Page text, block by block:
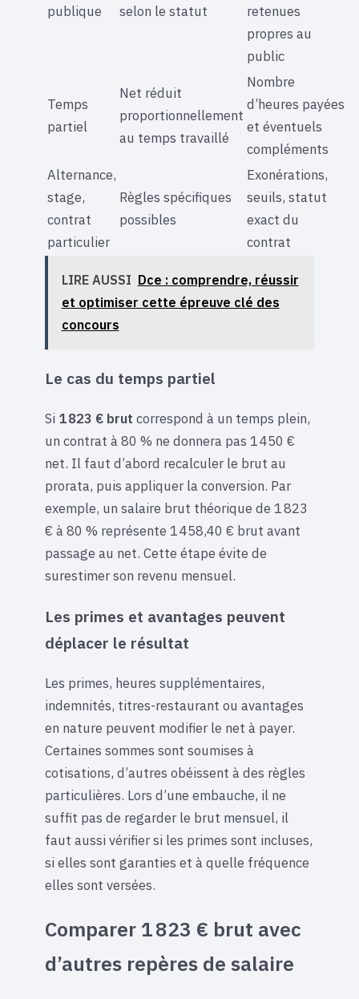
publique selon le statut
retenues
propres au
public
Temps
partiel
Net réduit
proportionnellement
au temps travaillé
Nombre
d’heures payées
et éventuels
compléments
Alternance,
stage,
contrat
particulier
Règles spécifiques
possibles
Exonérations,
seuils, statut
exact du
contrat
LIRE AUSSI Dce : comprendre, réussir
et optimiser cette épreuve clé des
concours
Le cas du temps partiel
Si 1 823 € brut correspond à un temps plein,
un contrat à 80 % ne donnera pas 1 450 €
net. Il faut d’abord recalculer le brut au
prorata, puis appliquer la conversion. Par
exemple, un salaire brut théorique de 1 823
€ à 80 % représente 1 458,40 € brut avant
passage au net. Cette étape évite de
surestimer son revenu mensuel.
Les primes et avantages peuvent
déplacer le résultat
Les primes, heures supplémentaires,
indemnités, titres-restaurant ou avantages
en nature peuvent modifier le net à payer.
Certaines sommes sont soumises à
cotisations, d’autres obéissent à des règles
particulières. Lors d’une embauche, il ne
suffit pas de regarder le brut mensuel, il
faut aussi vérifier si les primes sont incluses,
si elles sont garanties et à quelle fréquence
elles sont versées.
Comparer 1 823 € brut avec
d’autres repères de salaire